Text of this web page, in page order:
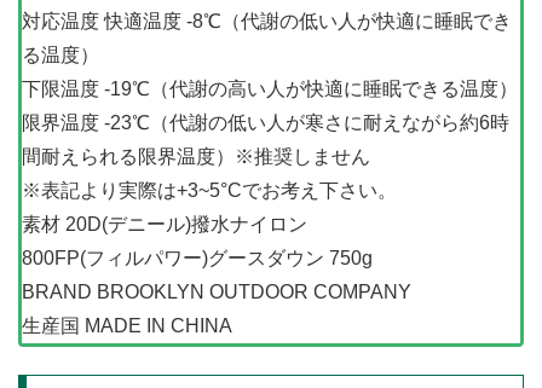
対応温度 快適温度 -8℃（代謝の低い人が快適に睡眠でき
る温度）
下限温度 -19℃（代謝の高い人が快適に睡眠できる温度）
限界温度 -23℃（代謝の低い人が寒さに耐えながら約6時
間耐えられる限界温度）※推奨しません
※表記より実際は+3~5°Cでお考え下さい。
素材 20D(デニール)撥水ナイロン
800FP(フィルパワー)グースダウン 750g
BRAND BROOKLYN OUTDOOR COMPANY
生産国 MADE IN CHINA